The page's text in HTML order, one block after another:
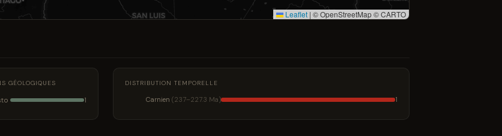
Leaflet | © OpenStreetMap © CARTO
GÉOLOGIQUES
1
DISTRIBUTION TEMPORELLE
Carnien (237–227.3 Ma) 1